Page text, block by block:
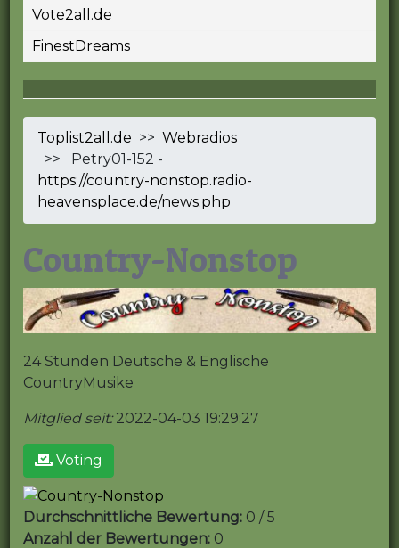
Vote2all.de
FinestDreams
Toplist2all.de >>Webradios
>> Petry01-152 -
https://country-nonstop.radio-
heavensplace.de/news.php
Country-Nonstop
24 Stunden Deutsche & Englische
CountryMusike
Mitglied seit:2022-04-03 19:29:27
Voting
Durchschnittliche Bewertung: 0 / 5
Anzahl der Bewertungen: 0